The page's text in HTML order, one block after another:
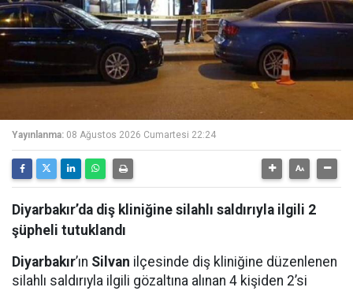
Yayınlanma: 08 Ağustos 2026 Cumartesi 22:24
Diyarbakır’da diş kliniğine silahlı saldırıyla ilgili 2
şüpheli tutuklandı
Diyarbakır’ın Silvan ilçesinde diş kliniğine düzenlenen
silahlı saldırıyla ilgili gözaltına alınan 4 kişiden 2’si